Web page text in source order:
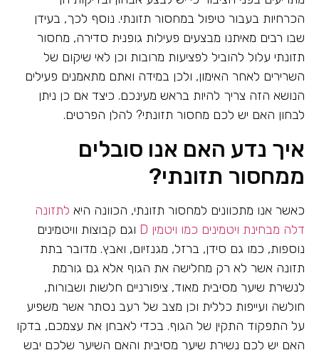
הכרחיות בעבור טיפול במחסור תזונתי. נוסף לכך, בעידן
שבו רבים מאיתנו מבצעים פעילות גופנית סדירה, מחסור
תזונתי עלול להוביל לפציעות מרובות וכן לאי שיקום של
השרירים לאחר האימון, ולכן במידה ואתם מתאמנים פעילים
הנושא הזה צריך להיות בראש מעינכם. כיצד אם כן ניתן
לבחון האם יש לכם מחסור תזונתי? להלן הפרטים.
איך נדע האם אנו סובלים
ממחסור תזונתי?
כאשר אנו מתכוונים למחסור תזונתי, הכוונה היא לתזונה
דלה מבחינת ויטמינים כמו ויטמין D
וגם קבוצות וויטמינים
נוספות, כמו גם סידן, ברזל, מגנזיום, ואבץ. מדובר בתת
תזונה אשר לא רק מחלישה את הגוף אלא גם גורמת
לנשירת שיער מסיבית מאוד, ציפורניים חלשות ושבורות,
חולשה ועייפות כללית וכן מצב של רעב נסתר אשר משפיע
על התפקוד התקין של הגוף. בכדי לאבחן את עצמכם, בדקו
האם יש לכם נשירת שיער מסיבית והאם השיער שלכם יבש